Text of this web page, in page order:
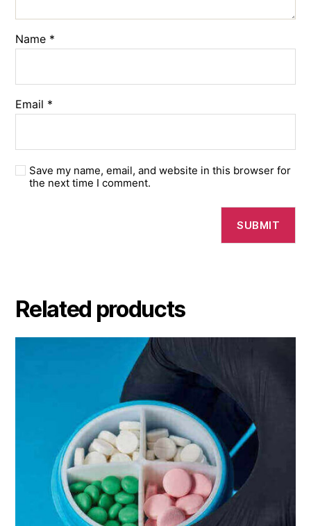
Name *
Email *
Save my name, email, and website in this browser for
the next time I comment.
Related products